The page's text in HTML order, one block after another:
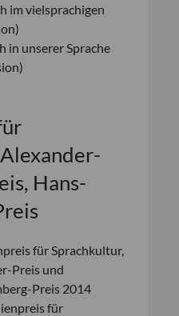
im vielsprachigen
in unserer Sprache
Hans-
für Sprachkultur,
Preis und
Preis 2014
für